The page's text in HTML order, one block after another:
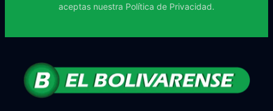
aceptas nuestra Política de Privacidad.